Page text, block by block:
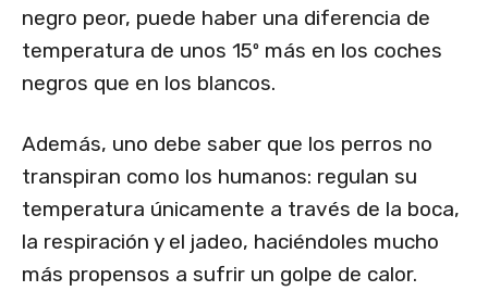
negro peor, puede haber una diferencia de
temperatura de unos 15º más en los coches
negros que en los blancos.
Además, uno debe saber que los perros no
transpiran como los humanos: regulan su
temperatura únicamente a través de la boca,
la respiración y el jadeo, haciéndoles mucho
más propensos a sufrir un golpe de calor.